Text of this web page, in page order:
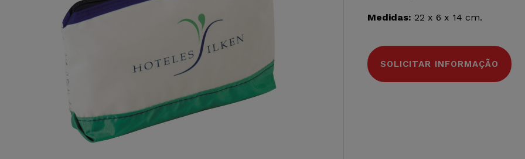
Medidas: 22 x 6 x 14 cm.
SOLICITAR INFORMAÇÃO